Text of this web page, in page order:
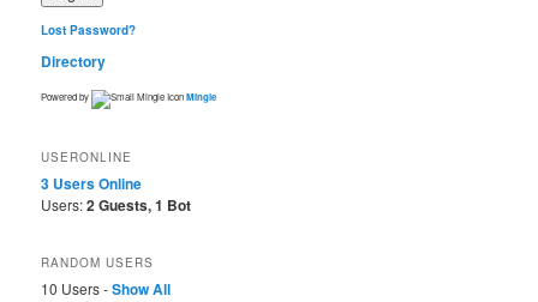
Lost Password?
Directory
Powered by Mingle
USERONLINE
3 UsersOnline
Users:2 Guests, 1 Bot
RANDOM USERS
10 Users -Show All